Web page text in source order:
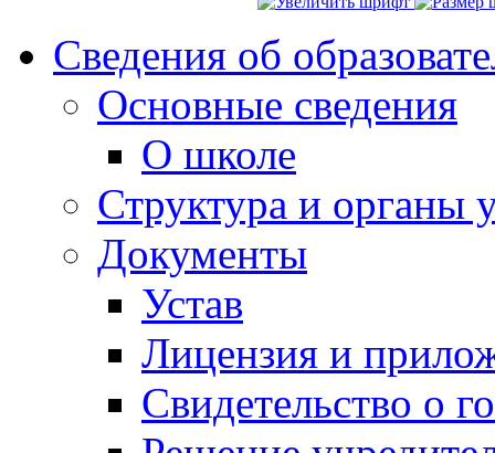
Сведения об
Основные сведения
О школе
Структура и органы
Документы
Устав
Лицензия и
Свидетельство о